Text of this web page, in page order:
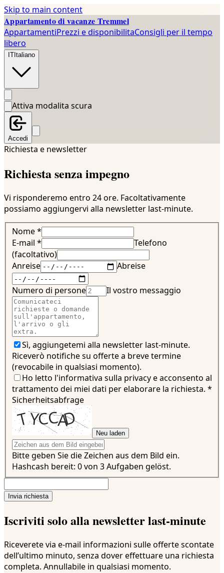
Skip to main content
Appartamento di vacanze Tremmel
AppartamentiPrezzi e disponibilitaConsigli per il tempo
libero
IT Italiano
Attiva modalita scura
Accedi
Richiesta e newsletter
Richiesta senza impegno
Vi risponderemo entro 24 ore. Facoltativamente
possiamo aggiungervi alla newsletter last-minute.
Nome*
E-mail *
Telefono
(facoltativo)
Anreise
Abreise
Numero di persone Il vostro messaggio
Sì, aggiungetemi alla newsletter last-minute.
Riceverò notifiche su offerte a breve termine
(revocabile in qualsiasi momento).
Ho letto l'informativa sulla privacy e acconsento al
trattamento dei miei dati per elaborare la richiesta. *
Sicherheitsabfrage
Neu laden
Bitte geben Sie die Zeichen aus dem Bild ein.
Hashcash bereit: 0 von 3 Aufgaben gelöst.
Invia richiesta
Iscriviti solo alla newsletter last-minute
Riceverete via e-mail informazioni sulle offerte scontate
dell’ultimo minuto, senza dover effettuare una richiesta
completa. Annullabile in qualsiasi momento.